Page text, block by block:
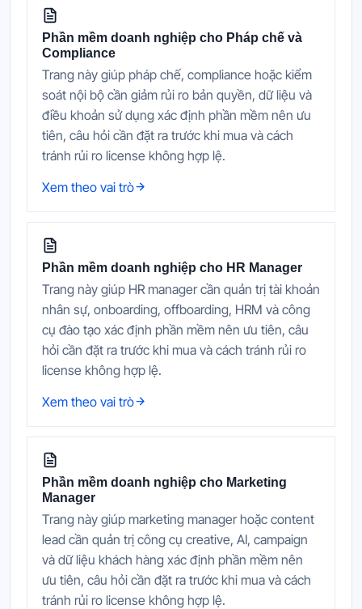
Phần mềm doanh nghiệp cho Pháp chế và
Compliance
Trang này giúp pháp chế, compliance hoặc kiểm
soát nội bộ cần giảm rủi ro bản quyền, dữ liệu và
điều khoản sử dụng xác định phần mềm nên ưu
tiên, câu hỏi cần đặt ra trước khi mua và cách
tránh rủi ro license không hợp lệ.
Xem theo vai trò
Phần mềm doanh nghiệp cho HR Manager
Trang này giúp HR manager cần quản trị tài khoản
nhân sự, onboarding, offboarding, HRM và công
cụ đào tạo xác định phần mềm nên ưu tiên, câu
hỏi cần đặt ra trước khi mua và cách tránh rủi ro
license không hợp lệ.
Xem theo vai trò
Phần mềm doanh nghiệp cho Marketing
Manager
Trang này giúp marketing manager hoặc content
lead cần quản trị công cụ creative, AI, campaign
và dữ liệu khách hàng xác định phần mềm nên
ưu tiên, câu hỏi cần đặt ra trước khi mua và cách
tránh rủi ro license không hợp lệ.